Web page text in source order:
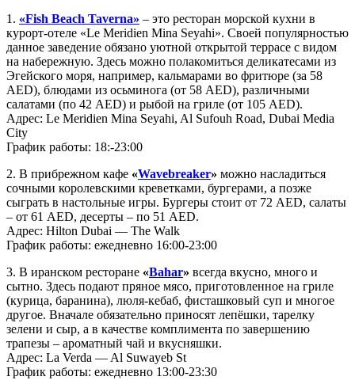
1. «Fish Beach Taverna» – это ресторан морской кухни в
курорт-отеле «Le Meridien Mina Seyahi». Своей популярностью
данное заведение обязано уютной открытой террасе с видом
на набережную. Здесь можно полакомиться деликатесами из
Эгейского моря, например, кальмарами во фритюре (за 58
AED), блюдами из осьминога (от 58 AED), различными
салатами (по 42 AED) и рыбой на гриле (от 105 AED).
Адрес: Le Meridien Mina Seyahi, Al Sufouh Road, Dubai Media
City
График работы: 18:-23:00
2. В прибрежном кафе «Wavebreaker» можно насладиться
сочными королевскими креветками, бургерами, а позже
сыграть в настольные игры. Бургеры стоит от 72 AED, салаты
– от 61 AED, десерты – по 51 AED.
Адрес: Hilton Dubai — The Walk
График работы: ежедневно 16:00-23:00
3. В иранском ресторане «Bahar» всегда вкусно, много и
сытно. Здесь подают пряное мясо, приготовленное на гриле
(курица, баранина), люля-кебаб, фисташковый суп и многое
другое. Вначале обязательно приносят лепёшки, тарелку
зелени и сыр, а в качестве комплимента по завершению
трапезы – ароматный чай и вкусняшки.
Адрес: La Verda — Al Suwayeb St
График работы: ежедневно 13:00-23:30